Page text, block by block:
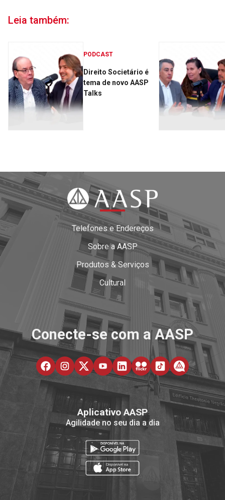
Leia também:
PODCAST
Direito Societário é
tema de novo AASP
Talks
Telefones e Endereços
Sobre a AASP
Produtos & Serviços
Cultural
Conecte-se com a AASP
Aplicativo AASP
Agilidade no seu dia a dia